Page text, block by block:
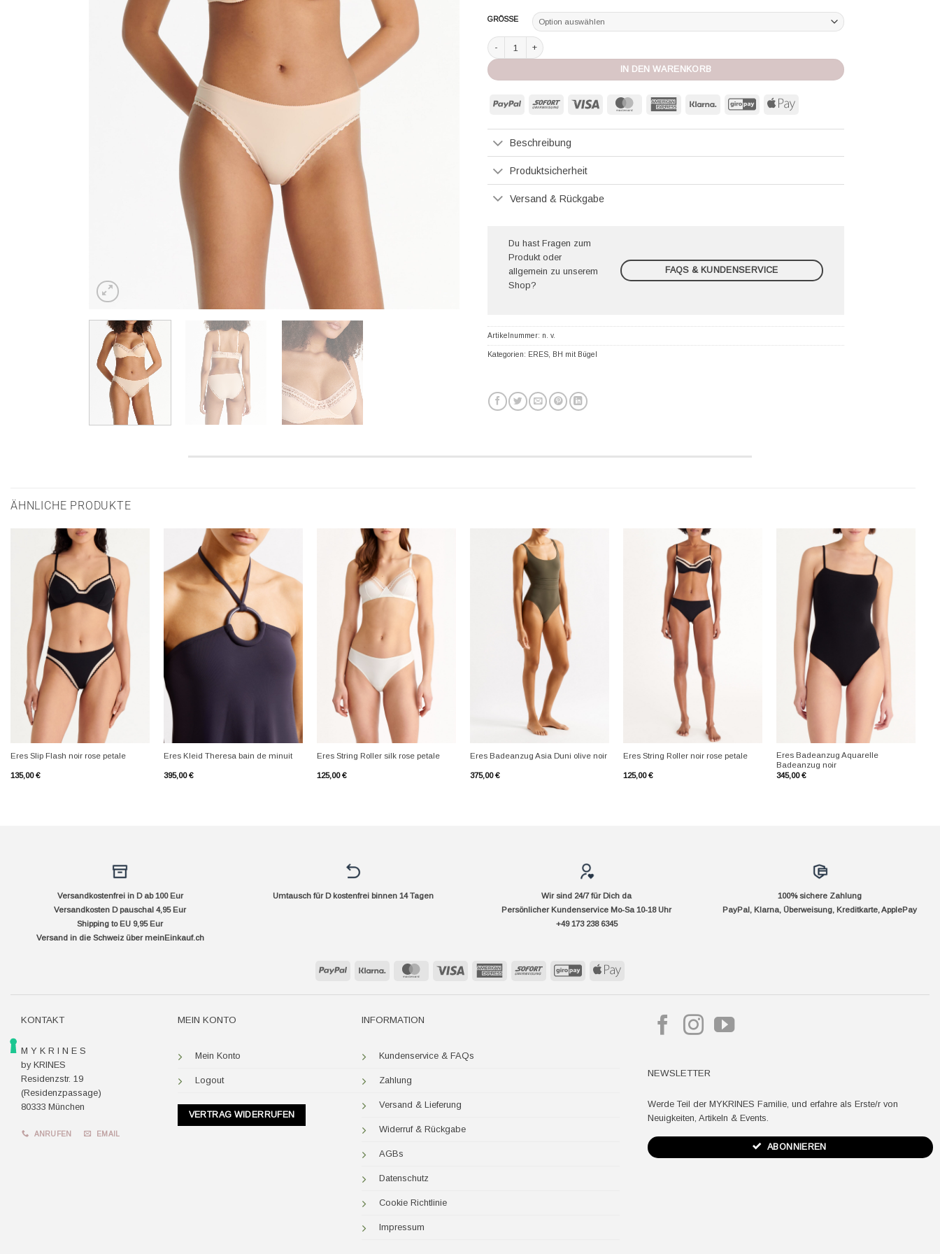
GRÖSSE
Eres BH mit Bügel Jump ecume rose Menge
IN DEN WARENKORB
PayPal Sofort Visa MasterCard American
Klarna GiroPay Apple
Beschreibung
Produktsicherheit
Versand & Rückgabe
Du hast Fragen zum
Produkt oder
allgemein zu unserem
Shop?
FAQS & KUNDENSERVICE
Artikelnummer: n. v.
Kategorien: ERES BH mit Bügel
ÄHNLICHE PRODUKTE
Eres Slip Flash noir rose petale
135,00€
Eres Kleid Theresa bain de minuit
395,00€
Eres String Roller silk rose petale
125,00€
Eres Badeanzug Asia Duni olive noir
375,00€
Eres String Roller noir rose petale
125,00€
Eres Badeanzug Aquarelle
Badeanzug noir
345,00€
Versandkostenfrei in D ab 100 Eur
Versandkosten D pauschal 4,95 Eur
Shipping to EU 9,95 Eur
Versand in die Schweiz über meinEinkauf.ch
Umtausch für D kostenfrei binnen 14 Tagen
Wir sind 24/7 für Dich da
Persönlicher Kundenservice Mo-Sa 10-18 Uhr
+49 173 238 6345
100% sichere Zahlung
PayPal, Klarna, Überweisung, Kreditkarte, ApplePay
PayPal Klarna MasterCard Visa
AmericanSofort GiroPay Apple
KONTAKT
M Y K R I N E S
by KRINES
Residenzstr. 19
(Residenzpassage)
80333 München
ANRUFEN EMAIL
MEIN KONTO
Mein Konto
Logout
VERTRAG WIDERRUFEN
INFORMATION
Kundenservice & FAQs
Zahlung
Versand & Lieferung
Widerruf & Rückgabe
AGBs
Datenschutz
Cookie Richtlinie
Impressum
NEWSLETTER
Werde Teil der MYKRINES Familie, und erfahre als Erste/r von
Neuigkeiten, Artikeln & Events.
ABONNIEREN